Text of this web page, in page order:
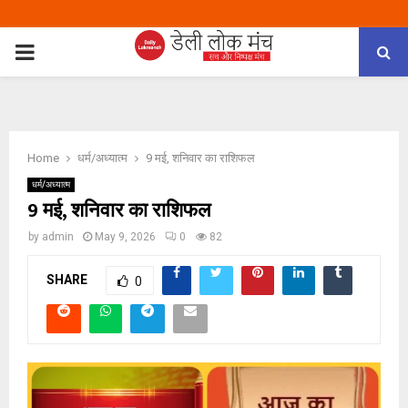
PRIMARY
Home धर्म/अध्यात्म 9 मई, शनिवार का राशिफल
धर्म/अध्यात्म
9 मई, शनिवार का राशिफल
by admin May 9, 2026 0 82
SHARE 0